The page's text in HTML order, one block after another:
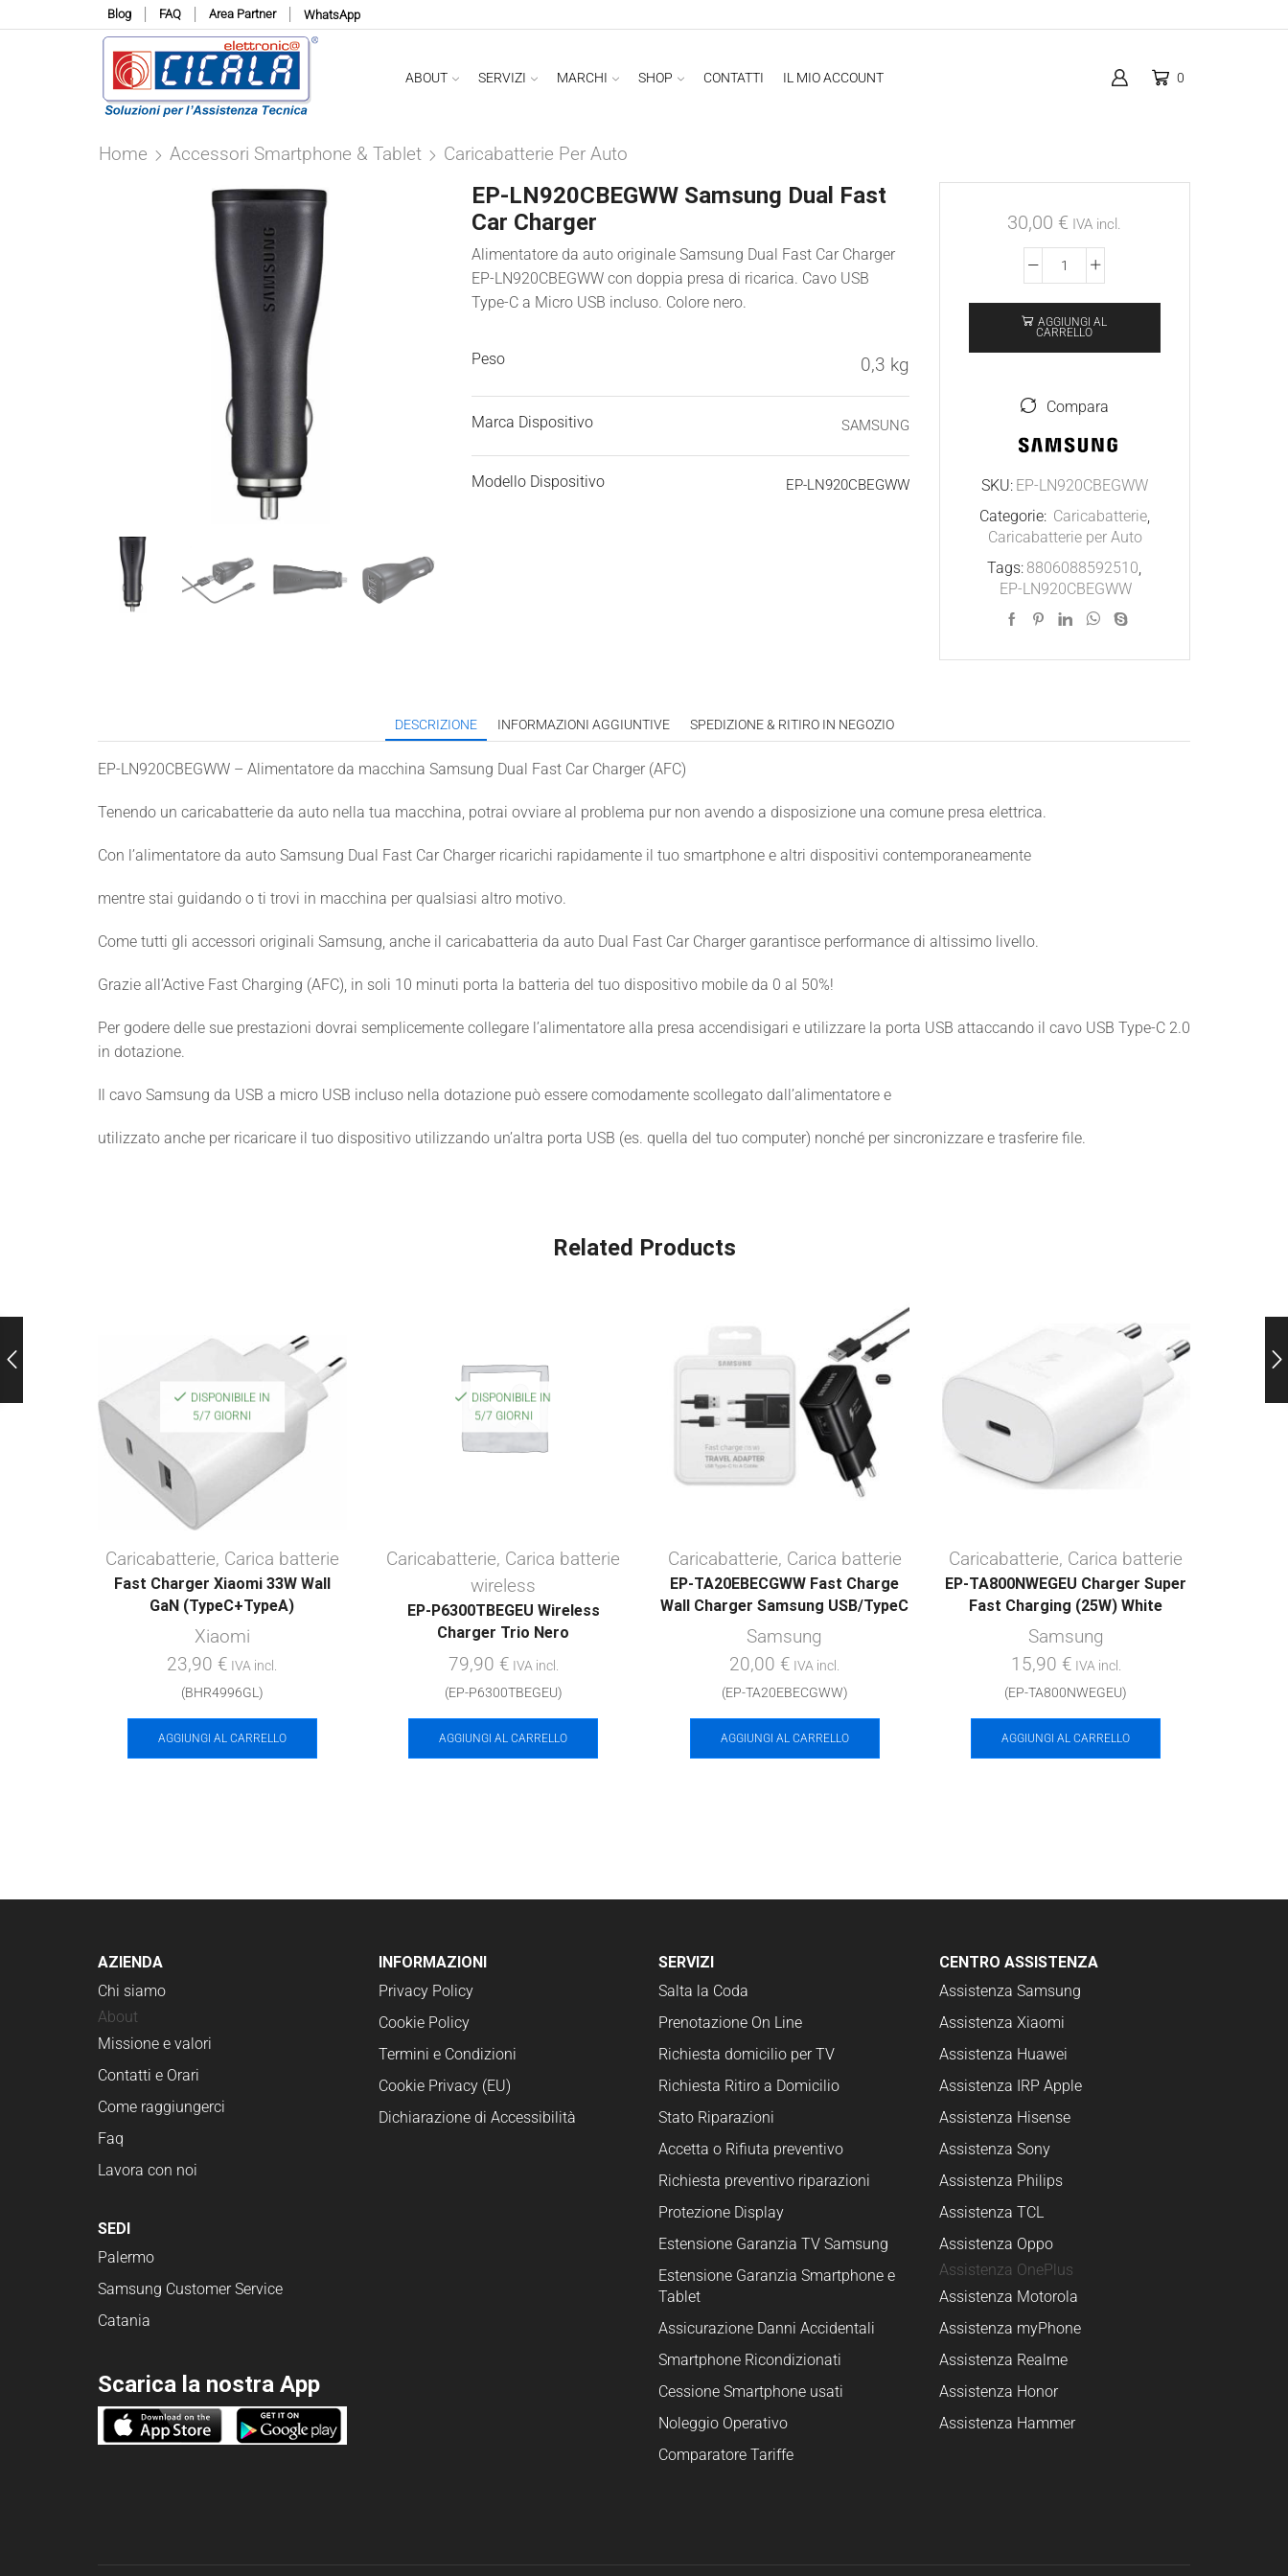
Blog FAQ Area Partner WhatsApp
ABOUT SERVIZI MARCHI SHOP CONTATTI IL MIO ACCOUNT 0
Home Accessori Smartphone & Tablet Caricabatterie Per Auto
30,00 € IVA incl.
EP-
LN920CBEGWW
Samsung
Dual
Car
Charger
quantità
AGGIUNGI AL
CARRELLO
Compara
SKU: EP-LN920CBEGWW
Categorie: Caricabatterie,
Caricabatterie per Auto
Tags: 8806088592510,
EP-LN920CBEGWW
EP-LN920CBEGWW Samsung Dual Fast
Car Charger
Alimentatore da auto originale Samsung Dual Fast Car Charger
EP-LN920CBEGWW con doppia presa di ricarica. Cavo USB
Type-C a Micro USB incluso. Colore nero.
Peso 0,3 kg
Marca Dispositivo SAMSUNG
Modello Dispositivo EP-LN920CBEGWW
DESCRIZIONE INFORMAZIONI AGGIUNTIVE SPEDIZIONE & RITIRO IN NEGOZIO
EP-LN920CBEGWW – Alimentatore da macchina Samsung Dual Fast Car Charger (AFC)
Tenendo un caricabatterie da auto nella tua macchina, potrai ovviare al problema pur non avendo a disposizione una comune presa elettrica.
Con l’alimentatore da auto Samsung Dual Fast Car Charger ricarichi rapidamente il tuo smartphone e altri dispositivi contemporaneamente
mentre stai guidando o ti trovi in macchina per qualsiasi altro motivo.
Come tutti gli accessori originali Samsung, anche il caricabatteria da auto Dual Fast Car Charger garantisce performance di altissimo livello.
Grazie all’Active Fast Charging (AFC), in soli 10 minuti porta la batteria del tuo dispositivo mobile da 0 al 50%!
Per godere delle sue prestazioni dovrai semplicemente collegare l’alimentatore alla presa accendisigari e utilizzare la porta USB attaccando il cavo USB Type-C 2.0
in dotazione.
Il cavo Samsung da USB a micro USB incluso nella dotazione può essere comodamente scollegato dall’alimentatore e
utilizzato anche per ricaricare il tuo dispositivo utilizzando un’altra porta USB (es. quella del tuo computer) nonché per sincronizzare e trasferire file.
Related Products
DISPONIBILE IN
5/7 GIORNI
Caricabatterie, Carica batterie
Fast Charger Xiaomi 33W Wall
GaN (TypeC+TypeA)
Xiaomi
23,90 € IVA incl.
(BHR4996GL)
AGGIUNGI AL CARRELLO
DISPONIBILE IN
5/7 GIORNI
Caricabatterie, Carica batterie
wireless
EP-P6300TBEGEU Wireless
Charger Trio Nero
79,90 € IVA incl.
(EP-P6300TBEGEU)
AGGIUNGI AL CARRELLO
Caricabatterie, Carica batterie
EP-TA20EBECGWW Fast Charge
Wall Charger Samsung USB/TypeC
Samsung
20,00 € IVA incl.
(EP-TA20EBECGWW)
AGGIUNGI AL CARRELLO
Caricabatterie, Carica batterie
EP-TA800NWEGEU Charger Super
Fast Charging (25W) White
Samsung
15,90 € IVA incl.
(EP-TA800NWEGEU)
AGGIUNGI AL CARRELLO
AZIENDA
Chi siamo
About
Missione e valori
Contatti e Orari
Come raggiungerci
Faq
Lavora con noi
SEDI
Palermo
Samsung Customer Service
Catania
Scarica la nostra App
INFORMAZIONI
Privacy Policy
Cookie Policy
Termini e Condizioni
Cookie Privacy (EU)
Dichiarazione di Accessibilità
SERVIZI
Salta la Coda
Prenotazione On Line
Richiesta domicilio per TV
Richiesta Ritiro a Domicilio
Stato Riparazioni
Accetta o Rifiuta preventivo
Richiesta preventivo riparazioni
Protezione Display
Estensione Garanzia TV Samsung
Estensione Garanzia Smartphone e
Tablet
Assicurazione Danni Accidentali
Smartphone Ricondizionati
Cessione Smartphone usati
Noleggio Operativo
Comparatore Tariffe
CENTRO ASSISTENZA
Assistenza Samsung
Assistenza Xiaomi
Assistenza Huawei
Assistenza IRP Apple
Assistenza Hisense
Assistenza Sony
Assistenza Philips
Assistenza TCL
Assistenza Oppo
Assistenza OnePlus
Assistenza Motorola
Assistenza myPhone
Assistenza Realme
Assistenza Honor
Assistenza Hammer